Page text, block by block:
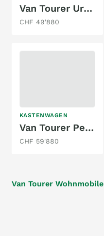
Van Tourer Urban Prime
CHF 49'880
KASTENWAGEN
Van Tourer Peugeot 600 D
CHF 59'880
Van Tourer Wohnmobile